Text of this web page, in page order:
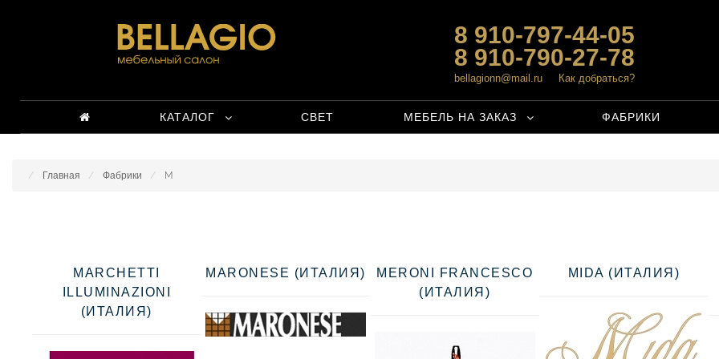
8 910-797-44-05
8 910-790-27-78
bellagionn@mail.ru Как добраться?
КАТАЛОГ СВЕТ МЕБЕЛЬ НА ЗАКАЗ ФАБРИКИ
Главная Фабрики M
MARCHETTI
ILLUMINAZIONI
(ИТАЛИЯ)
MARONESE (ИТАЛИЯ)
MERONI FRANCESCO
(ИТАЛИЯ)
MIDA (ИТАЛИЯ)